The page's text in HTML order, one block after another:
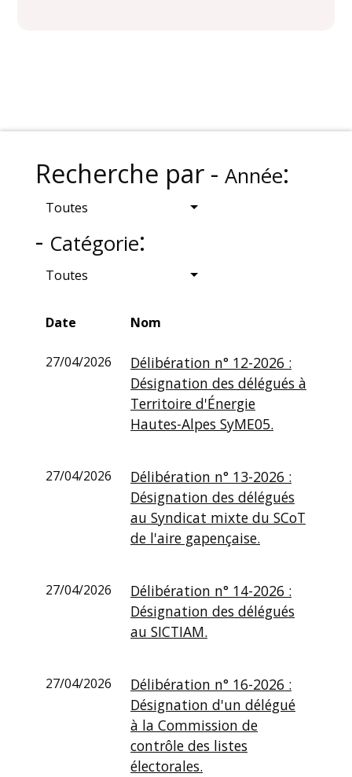
Recherche par - Année:
Toutes
- Catégorie:
Toutes
Date Nom
27/04/2026
Délibération n° 12-2026 :
Désignation des délégués à
Territoire d'Énergie
Hautes-Alpes SyME05.
27/04/2026
Délibération n° 13-2026 :
Désignation des délégués
au Syndicat mixte du SCoT
de l'aire gapençaise.
27/04/2026
Délibération n° 14-2026 :
Désignation des délégués
au SICTIAM.
27/04/2026
Délibération n° 16-2026 :
Désignation d'un délégué
à la Commission de
contrôle des listes
électorales.